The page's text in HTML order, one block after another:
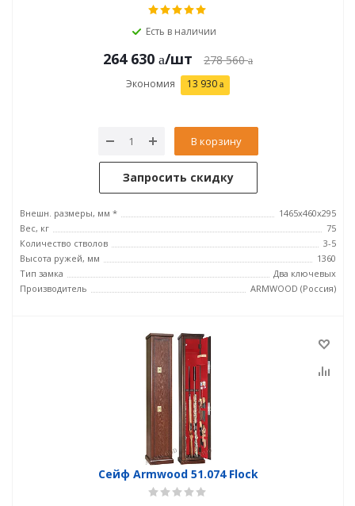
Есть в наличии
264 630 /шт 278 560
Экономия 13 930
В корзину
Запросить скидку
Внешн. размеры, мм *
1465х460х295
Вес, кг
75
Количество стволов
3-5
Высота ружей, мм
1360
Тип замка
Два ключевых
Производитель
ARMWOOD (Россия)
Сейф Armwood 51.074 Flock